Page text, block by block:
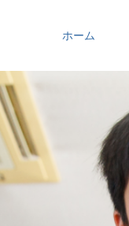
ホーム